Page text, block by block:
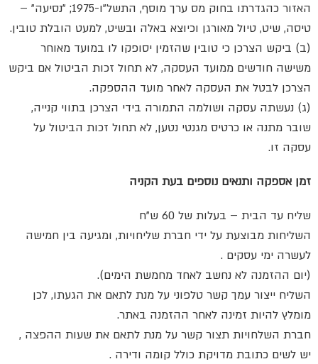
האזור כהגדרתו בחוק מס ערך מוסף, התשל"ו-1975; "נסיעה" –
טיסה, שיט, טיול מאורגן וכיוצא באלה ובשיט, למעט הובלת טובין.
(ב) ביקש הצרכן כי טובין שהזמין יסופקו לו במועד מאוחר
משישה חודשים ממועד העסקה, לא תחול זכות הביטול אם ביקש
הצרכן לבטל את העסקה לאחר מועד ההספקה.
(ג) נעשתה עסקה ושולמה התמורה בידי הצרכן בתווי קנייה,
שובר מתנה או כרטיס מגנטי נטען, לא תחול זכות הביטול על
עסקה זו.
זמן אספקה ותנאים נוספים בעת הקניה
שליח עד הבית – בעלות של 60 ש"ח
השליחות מבוצעת על ידי חברת שליחויות, ומגיעה בין חמישה
לעשרה ימי עסקים .
(יום ההזמנה לא נחשב לאחד מחמשת הימים).
השליח ייצור עמך קשר טלפוני על מנת לתאם את הגעתו, לכן
מומלץ להיות זמינה לאחר ההזמנה באתר.
חברת השלחויות תצור קשר על מנת לתאם את שעות ההפצה ,
יש לשים כתובת מדויקת כולל קומה ודירה .